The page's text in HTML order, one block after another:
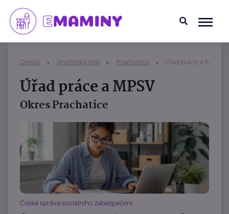
Domů Jihočeský kraj Prachatice Úřad práce a MPSV
Úřad práce a MPSV
Okres Prachatice
Česká správa sociálního zabezpečení